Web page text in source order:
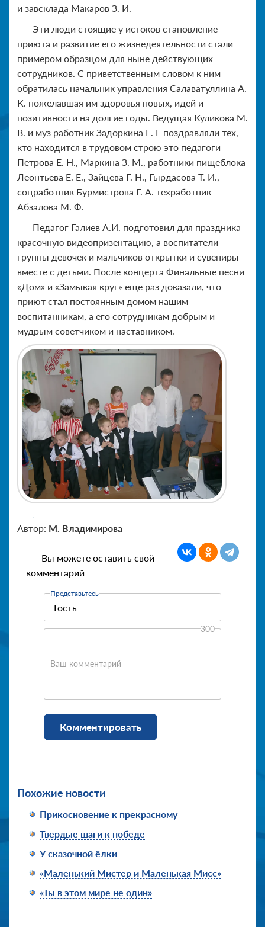
и завсклада Макаров З. И.
Эти люди стоящие у истоков становление
приюта и развитие его жизнедеятельности стали
примером образцом для ныне действующих
сотрудников. С приветственным словом к ним
обратилась начальник управления Салаватуллина А.
К. пожелавшая им здоровья новых, идей и
позитивности на долгие годы. Ведущая Куликова М.
В. и муз работник Задоркина Е. Г поздравляли тех,
кто находится в трудовом строю это педагоги
Петрова Е. Н., Маркина З. М., работники пищеблока
Леонтьева Е. Е., Зайцева Г. Н., Гырдасова Т. И.,
соцработник Бурмистрова Г. А. техработник
Абзалова М. Ф.
Педагог Галиев А.И. подготовил для праздника
красочную видеопризентацию, а воспитатели
группы девочек и мальчиков открытки и сувениры
вместе с детьми. После концерта Финальные песни
«Дом» и «Замыкая круг» еще раз доказали, что
приют стал постоянным домом нашим
воспитанникам, а его сотрудникам добрым и
мудрым советчиком и наставником.
Автор: М. Владимирова
Вы можете оставить свой
комментарий
Представьтесь
Ваш комментарий
300
Комментировать
Похожие новости
Прикосновение к прекрасному
Твердые шаги к победе
У сказочной ёлки
«Маленький Мистер и Маленькая Мисс»
«Ты в этом мире не один»